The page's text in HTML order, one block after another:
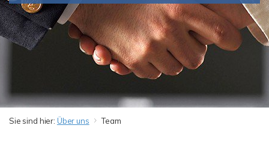
Sie sind hier: Über uns Team